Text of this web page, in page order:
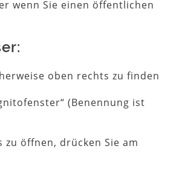
wenn Sie einen öffentlichen
oben rechts zu finden
(Benennung ist
öffnen, drücken Sie am